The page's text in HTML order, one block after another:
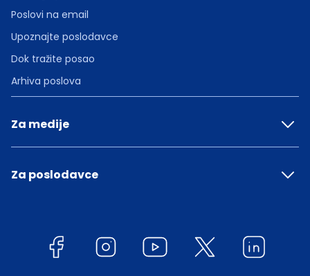
Poslovi na email
Upoznajte poslodavce
Dok tražite posao
Arhiva poslova
Za medije
Za poslodavce